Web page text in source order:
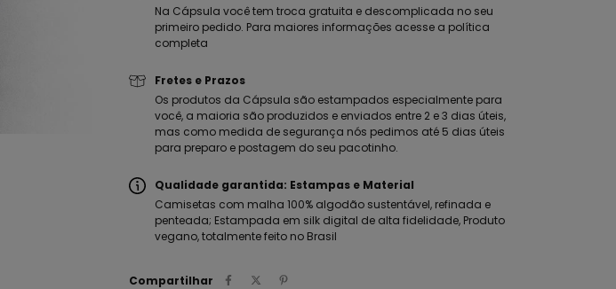
Na Cápsula você tem troca gratuita e descomplicada no seu
primeiro pedido. Para maiores informações acesse a política
completa
Fretes e Prazos
Os produtos da Cápsula são estampados especialmente para
você, a maioria são produzidos e enviados entre 2 e 3 dias úteis,
mas como medida de segurança nós pedimos até 5 dias úteis
para preparo e postagem do seu pacotinho.
Qualidade garantida: Estampas e Material
Camisetas com malha 100% algodão sustentável, refinada e
penteada; Estampada em silk digital de alta fidelidade, Produto
vegano, totalmente feito no Brasil
Compartilhar